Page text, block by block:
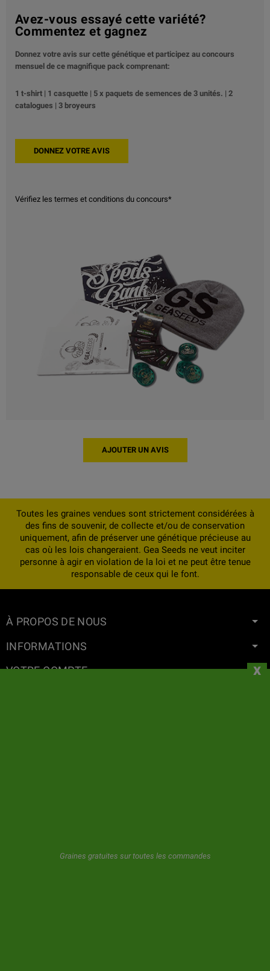
Avez-vous essayé cette variété?
Commentez et gagnez
Donnez votre avis sur cette génétique et participez au concours
mensuel de ce magnifique pack comprenant:
1 t-shirt | 1 casquette | 5 x paquets de semences de 3 unités. | 2
catalogues | 3 broyeurs
Vérifiez les termes et conditions du concours*
AJOUTER UN AVIS
Toutes les graines vendues sont strictement considérées à
des fins de souvenir, de collecte et/ou de conservation
uniquement, afin de préserver une génétique précieuse au
cas où les lois changeraient. Gea Seeds ne veut inciter
personne à agir en violation de la loi et ne peut être tenue
responsable de ceux qui le font.
À PROPOS DE NOUS
INFORMATIONS
VOTRE COMPTE
Graines gratuites sur toutes les commandes
x